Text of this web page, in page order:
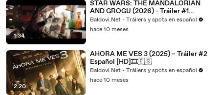
1:34
STAR WARS: THE MANDALORIAN
AND GROGU (2026) - Tráiler #1
Español [HD]🎞️🇪🇸
Baldovi.Net - Tráilers y spots en español
hace 10 meses
2:20
AHORA ME VES 3 (2025) – Tráiler #2
Español [HD]🎞️🇪🇸
Baldovi.Net - Tráilers y spots en español
hace 10 meses